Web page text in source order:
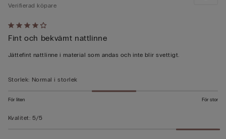
Värderad
4
av
Verifierad köpare
Fint och bekvämt nattlinne
Jättefint nattlinne i material som andas och inte blir svettigt.
Storlek: Normal i storlek
För liten För stor
Kvalitet: 5/5